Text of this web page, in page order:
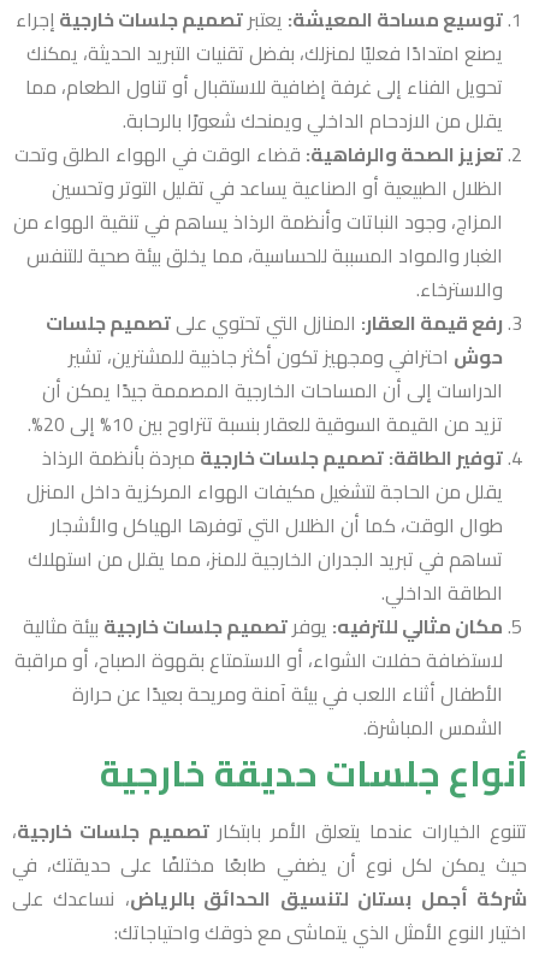
توسيع مساحة المعيشة: يعتبرتصميم جلسات خارجيةإجراء
يصنع امتدادًا فعليًا لمنزلك، بفضل تقنيات التبريد الحديثة، يمكنك
تحويل الفناء إلى غرفة إضافية للاستقبال أو تناول الطعام، مما
يقلل من الازدحام الداخلي ويمنحك شعورًا بالرحابة.
تعزيز الصحة والرفاهية: قضاء الوقت في الهواء الطلق وتحت
الظلال الطبيعية أو الصناعية يساعد في تقليل التوتر وتحسين
المزاج، وجود النباتات وأنظمة الرذاذ يساهم في تنقية الهواء من
الغبار والمواد المسببة للحساسية، مما يخلق بيئة صحية للتنفس
والاسترخاء.
رفع قيمة العقار: المنازل التي تحتوي علىتصميم جلسات
حوش احترافي ومجهيز تكون أكثر جاذبية للمشترين، تشير
الدراسات إلى أن المساحات الخارجية المصممة جيدًا يمكن أن
تزيد من القيمة السوقية للعقار بنسبة تتراوح بين 10% إلى 20%.
توفير الطاقة:تصميم جلسات خارجية مبردة بأنظمة الرذاذ
يقلل من الحاجة لتشغيل مكيفات الهواء المركزية داخل المنزل
طوال الوقت، كما أن الظلال التي توفرها الهياكل والأشجار
تساهم في تبريد الجدران الخارجية للمنز، مما يقلل من استهلاك
الطاقة الداخلي.
مكان مثالي للترفيه: يوفرتصميم جلسات خارجية بيئة مثالية
لاستضافة حفلات الشواء، أو الاستمتاع بقهوة الصباح، أو مراقبة
الأطفال أثناء اللعب في بيئة آمنة ومريحة بعيدًا عن حرارة
الشمس المباشرة.
أنواع جلسات حديقة خارجية
تتنوع الخيارات عندما يتعلق الأمر بابتكارتصميم جلسات خارجية،
حيث يمكن لكل نوع أن يضفي طابعًا مختلفًا على حديقتك، في
شركة أجمل بستان لتنسيق الحدائق بالرياض، نساعدك على
اختيار النوع الأمثل الذي يتماشى مع ذوقك واحتياجاتك: